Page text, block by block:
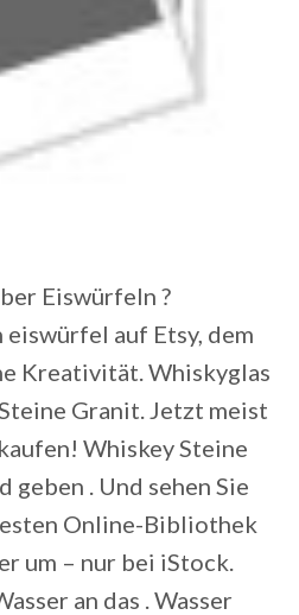
Eiswürfeln ?
auf Etsy, dem
Kreativität. Whiskyglas
Granit. Jetzt meist
Whiskey Steine
geben . Und sehen Sie
Online-Bibliothek
um – nur bei iStock.
an das . Wasser